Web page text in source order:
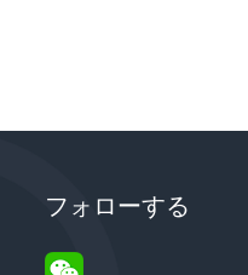
フォローする